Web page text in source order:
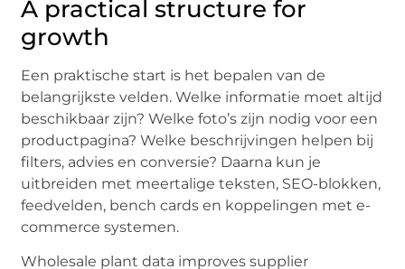
A practical structure for
growth
Een praktische start is het bepalen van de
belangrijkste velden. Welke informatie moet altijd
beschikbaar zijn? Welke foto’s zijn nodig voor een
productpagina? Welke beschrijvingen helpen bij
filters, advies en conversie? Daarna kun je
uitbreiden met meertalige teksten, SEO-blokken,
feedvelden, bench cards en koppelingen met e-
commerce systemen.
Wholesale plant data improves supplier